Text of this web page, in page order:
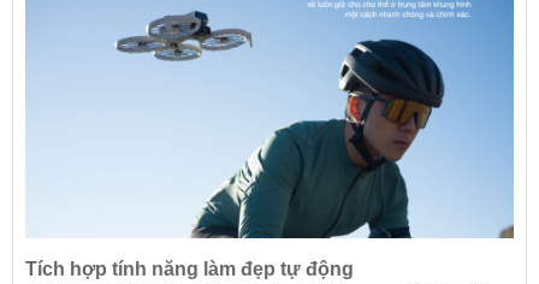
Tích hợp tính năng làm đẹp tự động